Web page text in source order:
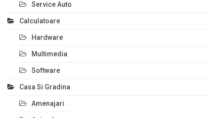
Service Auto
Calculatoare
Hardware
Multimedia
Software
Casa Si Gradina
Amenajari